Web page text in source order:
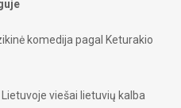
komedija pagal Keturakio
viešai lietuvių kalba